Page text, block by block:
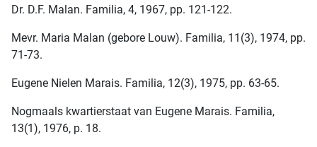
Dr. D.F. Malan. Familia, 4, 1967, pp. 121-122.
Mevr. Maria Malan (gebore Louw). Familia, 11(3), 1974, pp.
71-73.
Eugene Nielen Marais. Familia, 12(3), 1975, pp. 63-65.
Nogmaals kwartierstaat van Eugene Marais. Familia,
13(1), 1976, p. 18.